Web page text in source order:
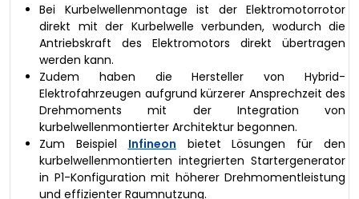
Bei Kurbelwellenmontage ist der Elektromotorrotor
direkt mit der Kurbelwelle verbunden, wodurch die
Antriebskraft des Elektromotors direkt übertragen
werden kann.
Zudem haben die Hersteller von Hybrid-
Elektrofahrzeugen aufgrund kürzerer Ansprechzeit des
Drehmoments mit der Integration von
kurbelwellenmontierter Architektur begonnen.
Zum Beispiel Infineon bietet Lösungen für den
kurbelwellenmontierten integrierten Startergenerator
in P1-Konfiguration mit höherer Drehmomentleistung
und effizienter Raumnutzung.